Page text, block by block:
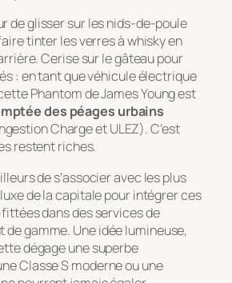
de glisser sur les nids-de-poule
tinter les verres à whisky en
Cerise sur le gâteau pour
: en tant que véhicule électrique
Phantom de James Young est
des péages urbains
Charge et ULEZ). C’est
restent riches.
de s’associer avec les plus
de la capitale pour intégrer ces
dans des services de
gamme. Une idée lumineuse,
dégage une superbe
Classe S moderne ou une